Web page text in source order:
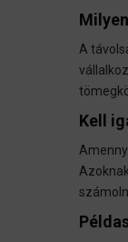
A
Kell